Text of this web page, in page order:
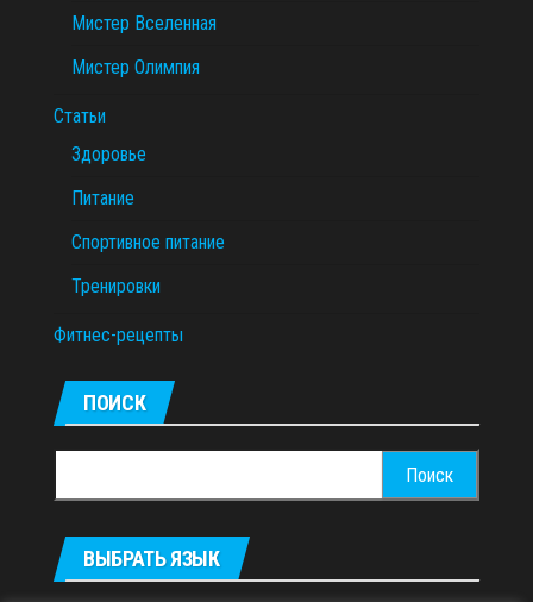
Мистер Вселенная
Мистер Олимпия
Статьи
Здоровье
Питание
Спортивное питание
Тренировки
Фитнес-рецепты
ПОИСК
ВЫБРАТЬ ЯЗЫК